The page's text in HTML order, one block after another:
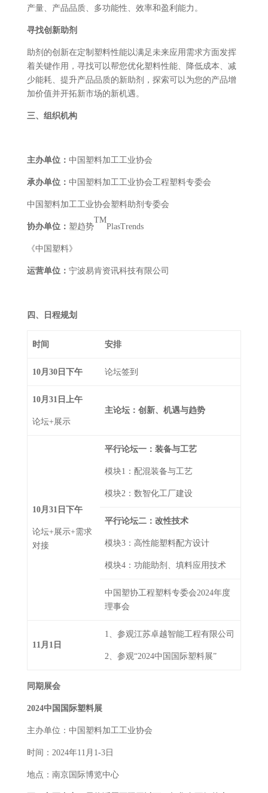
产量、产品品质、多功能性、效率和盈利能力。
寻找创新助剂
助剂的创新在定制塑料性能以满足未来应用需求方面发挥
着关键作用，寻找可以帮您优化塑料性能、降低成本、减
少能耗、提升产品品质的新助剂，探索可以为您的产品增
加价值并开拓新市场的新机遇。
三、组织机构
主办单位： 中国塑料加工工业协会
承办单位： 中国塑料加工工业协会工程塑料专委会
中国塑料加工工业协会塑料助剂专委会
协办单位： 塑趋势
TM
PlasTrends
《中国塑料》
运营单位： 宁波易肯资讯科技有限公司
四、日程规划
时间 安排
10月30日下午 论坛签到
10月31日上午
论坛+展示
主论坛：创新、机遇与趋势
10月31日下午
论坛+展示+需求
对接
平行论坛一：装备与工艺
模块1：配混装备与工艺
模块2：数智化工厂建设
平行论坛二：改性技术
模块3：高性能塑料配方设计
模块4：功能助剂、填料应用技术
中国塑协工程塑料专委会2024年度
理事会
11月1日
1、参观江苏卓越智能工程有限公司
2、参观“2024中国国际塑料展”
同期展会
2024中国国际塑料展
主办单位：中国塑料加工工业协会
时间：2024年11月1-3日
地点：南京国际博览中心